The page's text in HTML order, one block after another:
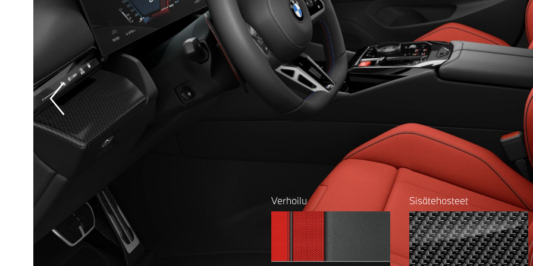
Prevoius
Verhoilu Sisätehosteet